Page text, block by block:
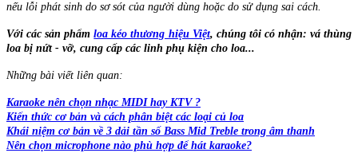
nếu lỗi phát sinh do sơ sót của người dùng hoặc do sử dụng sai cách.
Với các sản phẩmloa kéo thương hiệu Việt, chúng tôi có nhận: vá thùng
loa bị nứt - vỡ, cung cấp các linh phụ kiện cho loa...
Những bài viết liên quan:
Karaoke nên chọn nhạc MIDI hay KTV ?
Kiến thức cơ bản và cách phân biệt các loại củ loa
Khái niệm cơ bản về 3 dải tần số Bass Mid Treble trong âm thanh
Nên chọn microphone nào phù hợp để hát karaoke?